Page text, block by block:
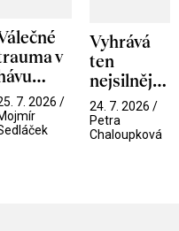
v
Odyssea
7. 2026 /
Vyhrává
ten
nejsilnější
/ V nitru
manosféry
24. 7. 2026 /
Petra
Chaloupková